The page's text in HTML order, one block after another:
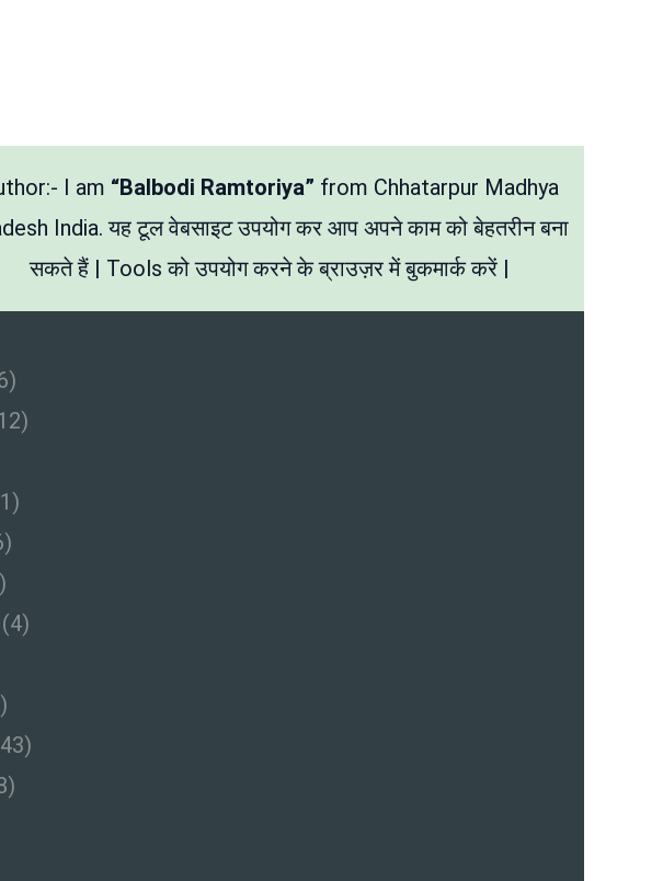
I am “Balbodi Ramtoriya” from Chhatarpur Madhya
India. यह टूल वेबसाइट उपयोग कर आप अपने काम को बेहतरीन बना
सकते हैं | Tools को उपयोग करने के ब्राउज़र में बुकमार्क करें |
(4)